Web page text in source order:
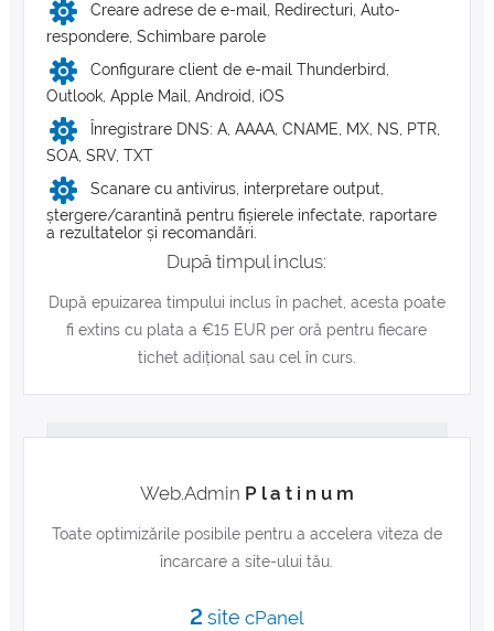
Creare adrese de e-mail, Redirecturi, Auto-
respondere, Schimbare parole
Configurare client de e-mail Thunderbird,
Outlook, Apple Mail, Android, iOS
Înregistrare DNS: A, AAAA, CNAME, MX, NS, PTR,
SOA, SRV, TXT
Scanare cu antivirus, interpretare output,
ștergere/carantină pentru fișierele infectate, raportare
a rezultatelor și recomandări.
După timpul inclus:
După epuizarea timpului inclus în pachet, acesta poate
fi extins cu plata a €15 EUR per oră pentru fiecare
tichet adițional sau cel în curs.
Web.Admin P l a t i n u m
Toate optimizările posibile pentru a accelera viteza de
încarcare a site-ului tău.
2 site cPanel